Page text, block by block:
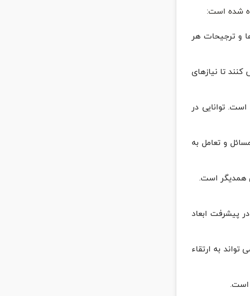
شده است:
و ترجیحات هر
تا نیازهای
توانایی در
و تعامل به
همدیگر است.
پیشرفت ابعاد
به ارتقاء
است.